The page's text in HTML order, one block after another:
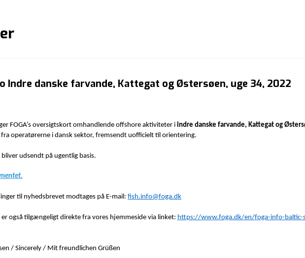
Indre danske farvande, Kattegat og Østersøen, uge 34, 2022
FOGA’s oversigtskort omhandlende offshore aktiviteter i indre danske farvande, Kattegat og
operatørerne i dansk sektor, fremsendt uofficielt til orientering.
udsendt på ugentlig basis.
til nyhedsbrevet modtages på E-mail: fish.info@foga.dk
også tilgængeligt direkte fra vores hjemmeside via linket: https://www.foga.dk/en/foga-info-baltic-
/ Sincerely / Mit freundlichen Grüßen